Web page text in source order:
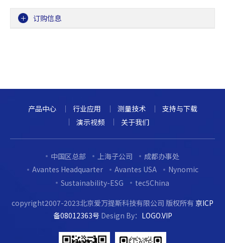
订购信息
产品中心 行业应用 测量技术
支持与下载
演示视频
关于我们
中国区总部 上海子公司
成都办事处
Avantes Headquarter
Avantes USA
Nynomic
Sustainability-ESG
tec5China
copyright2007-2023北京爱万提斯科技有限公司 版权所有 京ICP
备08012363号 Design By： LOGO.VIP